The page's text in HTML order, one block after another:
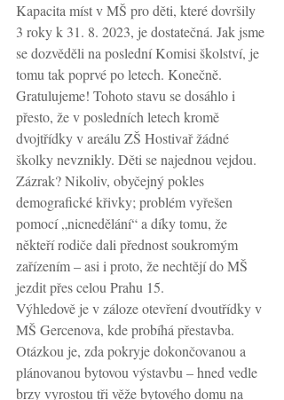
Kapacita míst v MŠ pro děti, které dovršily
3 roky k 31. 8. 2023, je dostatečná. Jak jsme
se dozvěděli na poslední Komisi školství, je
tomu tak poprvé po letech. Konečně.
Gratulujeme! Tohoto stavu se dosáhlo i
přesto, že v posledních letech kromě
dvojtřídky v areálu ZŠ Hostivař žádné
školky nevznikly. Děti se najednou vejdou.
Zázrak? Nikoliv, obyčejný pokles
demografické křivky; problém vyřešen
pomocí „nicnedělání“ a díky tomu, že
někteří rodiče dali přednost soukromým
zařízením – asi i proto, že nechtějí do MŠ
jezdit přes celou Prahu 15.
Výhledově je v záloze otevření dvoutřídky v
MŠ Gercenova, kde probíhá přestavba.
Otázkou je, zda pokryje dokončovanou a
plánovanou bytovou výstavbu – hned vedle
brzy vyrostou tři věže bytového domu na